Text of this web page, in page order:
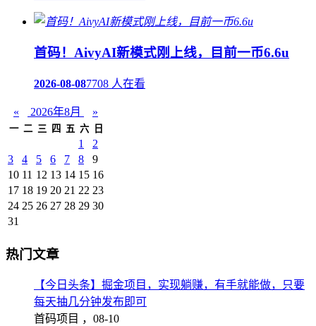
首码！AivyAI新模式刚上线，目前一币6.6u
2026-08-087708 人在看
« 2026年8月 »
一 二 三 四 五 六 日
1
2
3
4 5 6 7 8
9
10 11 12 13 14 15 16
17 18 19 20 21 22 23
24 25 26 27 28 29 30
31
热门文章
【今日头条】掘金项目，实现躺赚，有手就能做，只要
每天抽几分钟发布即可
首码项目 ， 08-10